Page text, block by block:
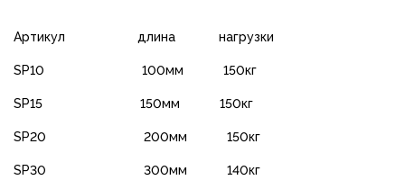
Артикул длина нагрузки
SP10 100мм 150кг
SP15 150мм 150кг
SP20 200мм 150кг
SP30 300мм 140кг